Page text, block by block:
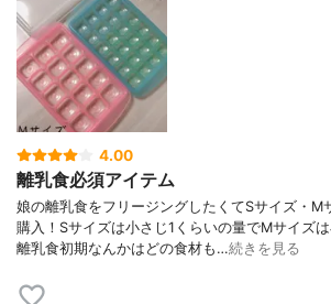
4.00
離乳食必須アイテム
娘の離乳食をフリージングしたくてSサイズ・M
購入！Sサイズは小さじ1くらいの量でMサイズ
離乳食初期なんかはどの食材も…続きを見る